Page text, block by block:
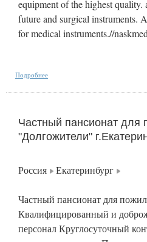
equipment of the highest quality.
future and surgical instruments.
for medical instruments.//
Подробнее
Частный пансионат
"Долгожители"
Россия Екатеринбург
Частный пансионат для
Квалифицированный и
персонал Круглосуточный